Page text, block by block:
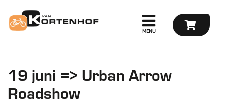
19 juni => Urban Arrow
Roadshow